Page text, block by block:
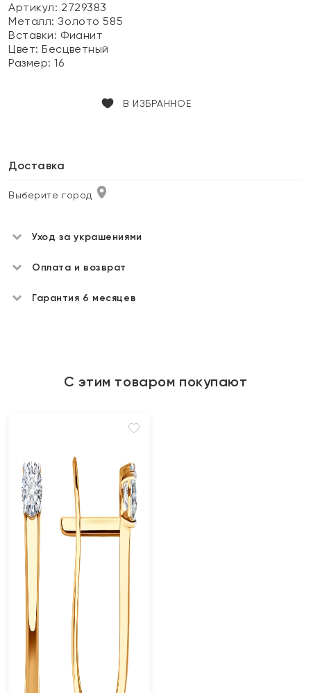
Артикул: 2729383
Металл:Золото 585
Вставки: Фианит
Цвет:Бесцветный
Размер:16
В ИЗБРАННОЕ
Доставка
Выберите город
Уход за украшениями
Оплата и возврат
Гарантия 6 месяцев
С этим товаром покупают